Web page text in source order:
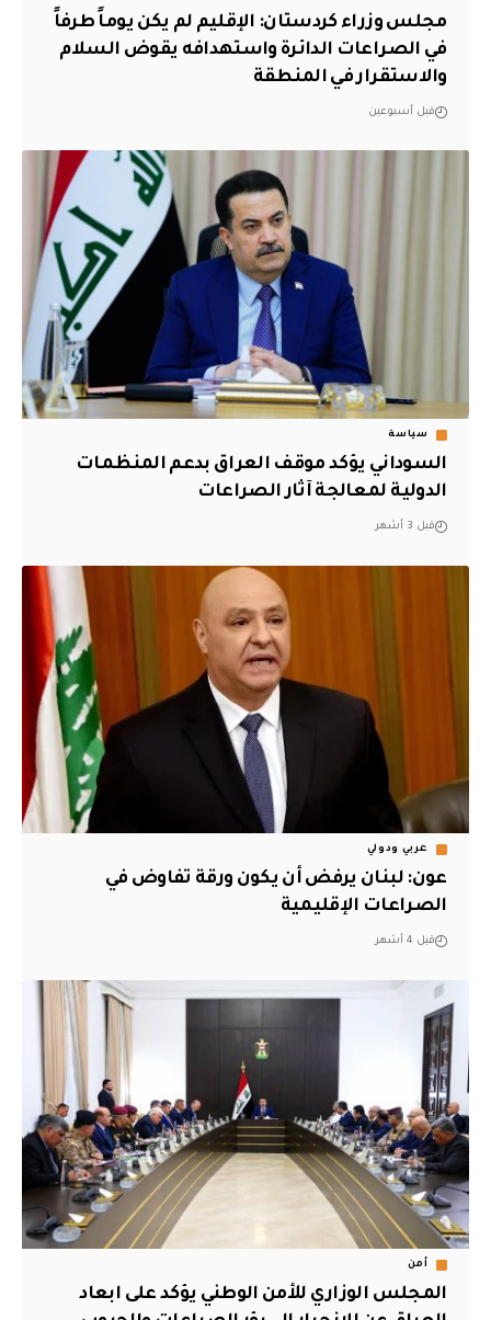
مجلس وزراء كردستان: الإقليم لم يكن يوماً طرفاً
في الصراعات الدائرة واستهدافه يقوض السلام
والاستقرار في المنطقة
قبل أسبوعين
سياسة
السوداني يؤكد موقف العراق بدعم المنظمات
الدولية لمعالجة آثار الصراعات
قبل 3 أشهر
عربي ودولي
عون: لبنان يرفض أن يكون ورقة تفاوض في
الصراعات الإقليمية
قبل 4 أشهر
أمن
المجلس الوزاري للأمن الوطني يؤكد على ابعاد